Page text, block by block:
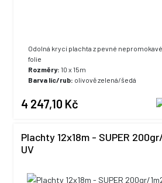
Odolná krycí plachta z pevné
folie
Rozměry: 10 x 15m
Barva líc/rub: olivově zelená/šedá
4 247,10 Kč
Plachty 12x18m - SUPER
UV